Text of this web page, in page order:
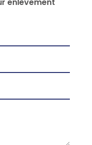
enlèvement